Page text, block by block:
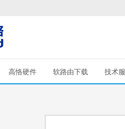
高恪硬件 软路由下载 技术